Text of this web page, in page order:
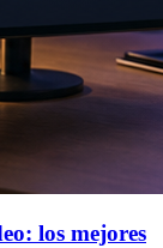
los mejores